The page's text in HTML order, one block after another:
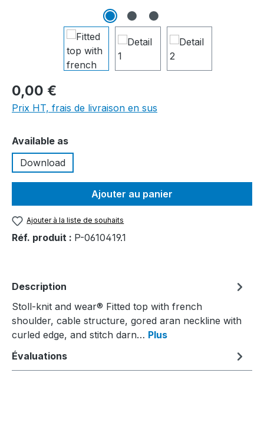
0,00 €
Prix HT, frais de livraison en sus
Sélectionnez
Available as
Download
Ajouter au panier
Ajouter à la liste de souhaits
Réf. produit : P-0610419.1
Description
Stoll-knit and wear® Fitted top with french
shoulder, cable structure, gored aran neckline with
curled edge, and stitch darn… Plus
Évaluations